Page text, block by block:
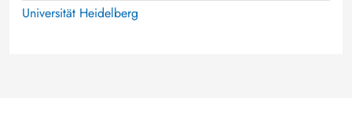
Universität Heidelberg